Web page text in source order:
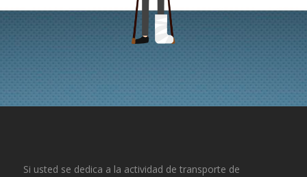
Si usted se dedica a la actividad de transporte de